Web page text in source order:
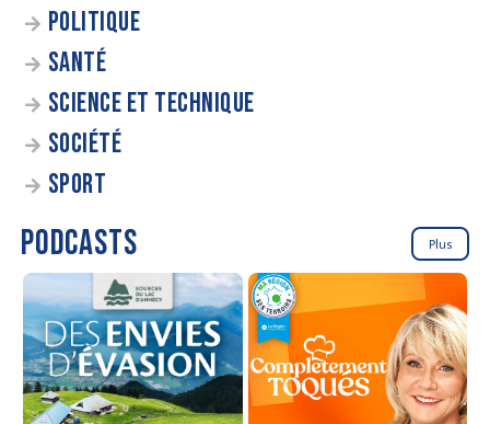
POLITIQUE
SANTÉ
SCIENCE ET TECHNIQUE
SOCIÉTÉ
SPORT
PODCASTS Plus